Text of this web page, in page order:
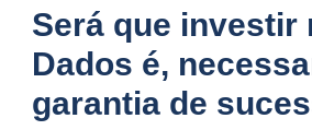
Será que investir
Dados é,
garantia de